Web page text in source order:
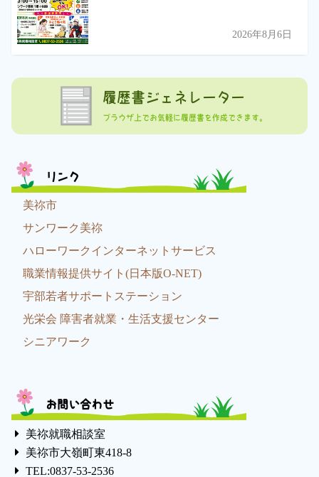
2026年8月6日
履歴書ジェネレーター
ブラウザ上でお気軽に履歴書を作成できます。
リンク
美祢市
サンワーク美祢
ハローワークインターネットサービス
職業情報提供サイト(日本版O-NET)
宇部若者サポートステーション
光栄会 障害者就業・生活支援センター
シニアワーク
お問い合わせ
美祢就職相談室
美祢市大嶺町東418-8
TEL:0837-53-2536